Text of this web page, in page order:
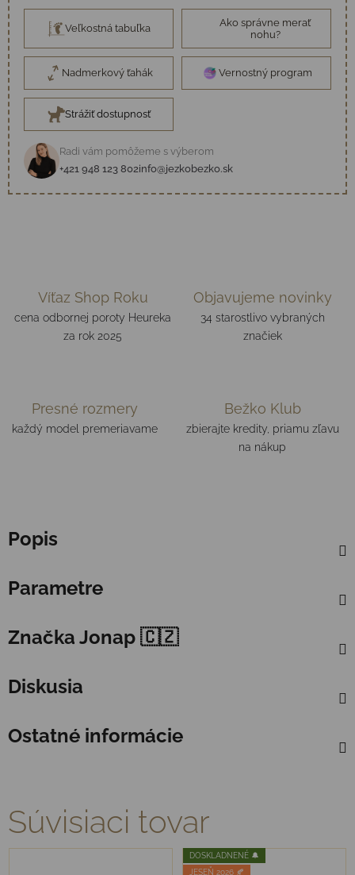
Veľkostná tabuľka
Ako správne merať
nohu?
Nadmerkový ťahák Vernostný program
Strážiť dostupnosť
Radi vám pomôžeme s výberom
+421 948 123 802info@jezkobezko.sk
Víťaz Shop Roku
cena odbornej poroty Heureka
za rok 2025
Objavujeme novinky
34 starostlivo vybraných
značiek
Presné rozmery
každý model premeriavame
Bežko Klub
zbierajte kredity, priamu zľavu
na nákup
Popis
Parametre
Značka Jonap 🇨🇿
Diskusia
Ostatné informácie
Súvisiaci tovar
DOSKLADNENÉ 🔔
JESEŇ 2026 🍂